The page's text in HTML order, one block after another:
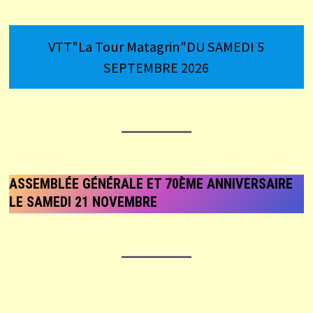
VTT"La Tour Matagrin"DU SAMEDI 5
SEPTEMBRE 2026
ASSEMBLÉE GÉNÉRALE ET 70ÈME ANNIVERSAIRE
LE SAMEDI 21 NOVEMBRE